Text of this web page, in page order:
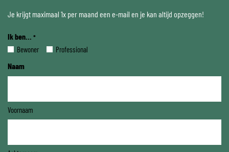
Je krijgt maximaal 1x per maand een e-mail en je kan altijd opzeggen!
Ik ben... *
Bewoner Professional
Naam
Voornaam